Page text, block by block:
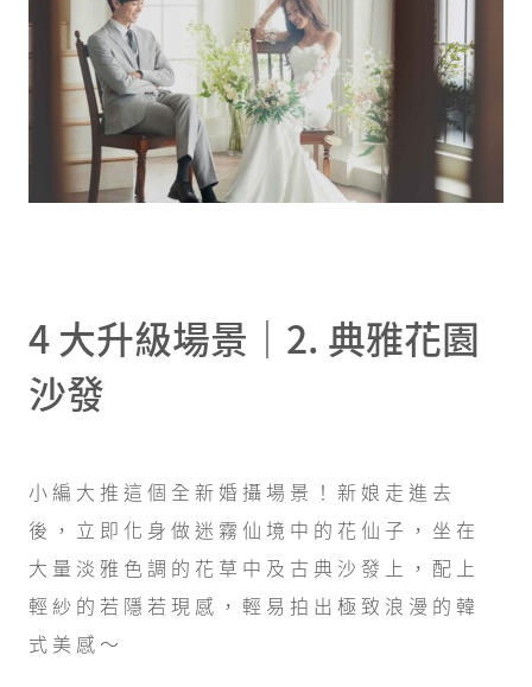
4 大升級場景｜2. 典雅花園
沙發
小編大推這個全新婚攝場景！新娘走進去
後，立即化身做迷霧仙境中的花仙子，坐在
大量淡雅色調的花草中及古典沙發上，配上
輕紗的若隱若現感，輕易拍出極致浪漫的韓
式美感～